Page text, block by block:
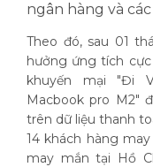
ngân hàng và
Theo đó, sau 01
hưởng ứng tích
khuyến mại "Đi
Macbook pro M2"
trên dữ liệu thanh
14 khách hàng
may mắn tại Hồ